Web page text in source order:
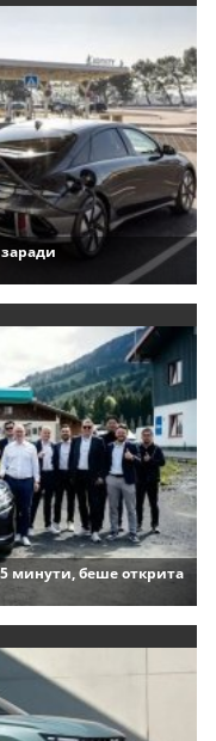
минути, беше открита